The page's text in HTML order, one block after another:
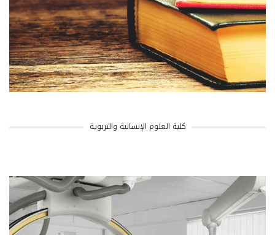
كلية العلوم الإنسانية والتربوية